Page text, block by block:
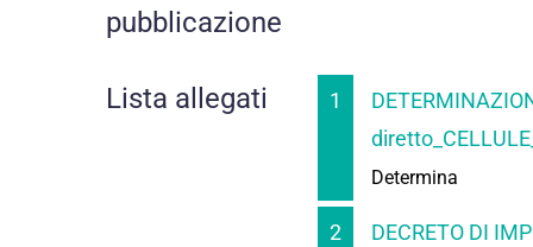
pubblicazione
Lista allegati 1
Determina
2 DECRETO DI